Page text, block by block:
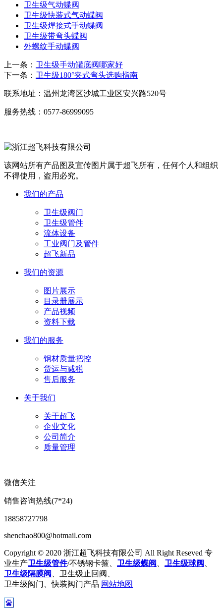
卫生级气动蝶阀
卫生级快装式气动蝶阀
卫生级焊接式手动蝶阀
卫生级带弯头蝶阀
外螺纹手动蝶阀
上一条： 卫生级手动罐底阀哪家好
下一条： 卫生级180°夹式弯头选购指南
联系地址： 温州龙湾区沙城工业区安兴路520号
服务热线： 0577-86999095
该网站所有产品图及宣传图片属于超飞所有，任何个人和组织
不得使用，盗用必究。
我们的产品
卫生级阀门
卫生级管件
流体设备
工业阀门及管件
超飞新品
我们的资源
图片展示
目录册展示
产品视频
资料下载
我们的服务
钢材质量把控
货运与减税
售后服务
关于我们
关于超飞
企业文化
公司简介
质量管理
微信关注
销售咨询热线(7*24)
18858727798
shenchao800@hotmail.com
Copyright © 2020 浙江超飞科技有限公司 All Right Reseved 专
业生产卫生级管件/不锈钢卡箍、 卫生级蝶阀 、 卫生级球阀 、
卫生级隔膜阀 、卫生级止回阀、
卫生级阀门、快装阀门产品 网站地图